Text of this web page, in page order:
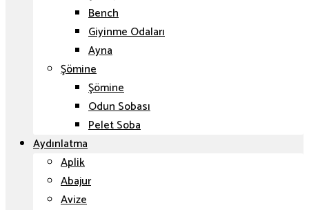
Bench
Giyinme Odaları
Ayna
Şömine
Şömine
Odun Sobası
Pelet Soba
Aydınlatma
Aplik
Abajur
Avize